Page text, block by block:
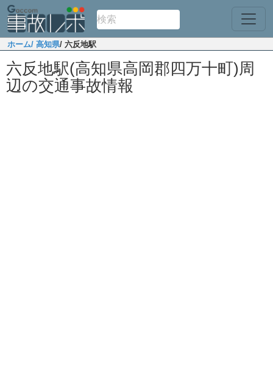
ホーム/ 高知県/ 六反地駅
六反地駅(高知県高岡郡四万十町)周
辺の交通事故情報